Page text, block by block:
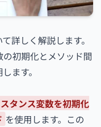
詳しく解説します。
初期化とメソッド間
ます。
タンス変数を初期化
を使用します。この